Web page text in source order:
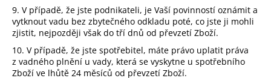
9. V případě, že jste podnikateli, je Vaší povinností oznámit a
vytknout vadu bez zbytečného odkladu poté, co jste ji mohli
zjistit, nejpozději však do tří dnů od převzetí Zboží.
10. V případě, že jste spotřebitel, máte právo uplatit práva
z vadného plnění u vady, která se vyskytne u spotřebního
Zboží ve lhůtě 24 měsíců od převzetí Zboží.